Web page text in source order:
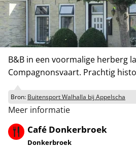
B&B in een voormalige herberg
Compagnonsvaart. Prachtig
Bron: Buitensport Walhalla bij Appelscha
Meer informatie
Café Donkerbroek
Donkerbroek